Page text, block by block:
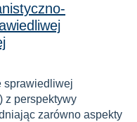
sprawiedliwej
z perspektywy
zarówno aspekty